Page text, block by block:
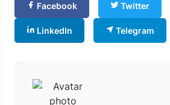
Facebook Twitter
LinkedIn Telegram